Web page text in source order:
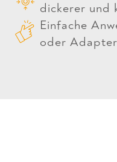
dickerer und
Einfache
oder Adapter